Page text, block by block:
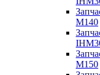
M140
M150